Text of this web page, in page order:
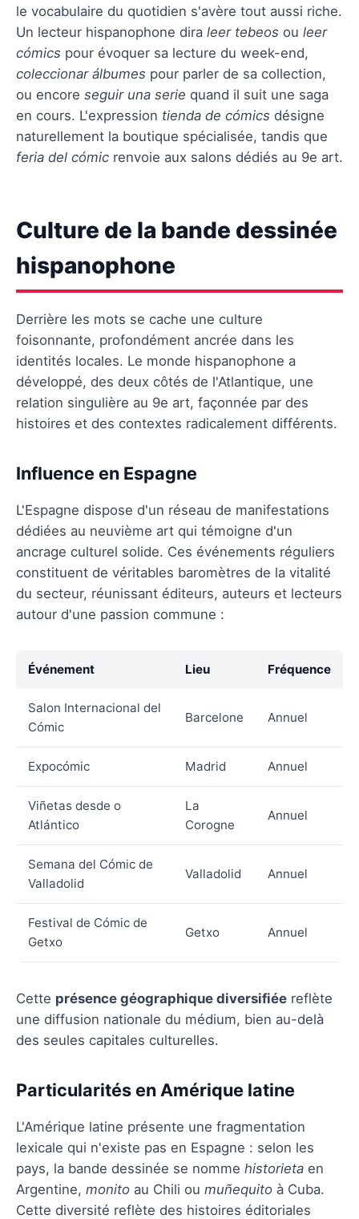
le vocabulaire du quotidien s'avère tout aussi riche.
Un lecteur hispanophone dira leer tebeos ou leer
cómics pour évoquer sa lecture du week-end,
coleccionar álbumes pour parler de sa collection,
ou encore seguir una serie quand il suit une saga
en cours. L'expression tienda de cómics désigne
naturellement la boutique spécialisée, tandis que
feria del cómic renvoie aux salons dédiés au 9e art.
Culture de la bande dessinée
hispanophone
Derrière les mots se cache une culture
foisonnante, profondément ancrée dans les
identités locales. Le monde hispanophone a
développé, des deux côtés de l'Atlantique, une
relation singulière au 9e art, façonnée par des
histoires et des contextes radicalement différents.
Influence en Espagne
L'Espagne dispose d'un réseau de manifestations
dédiées au neuvième art qui témoigne d'un
ancrage culturel solide. Ces événements réguliers
constituent de véritables baromètres de la vitalité
du secteur, réunissant éditeurs, auteurs et lecteurs
autour d'une passion commune :
Événement Lieu Fréquence
Salon Internacional del
Cómic
Barcelone Annuel
Expocómic Madrid Annuel
Viñetas desde o
Atlántico
La
Corogne
Annuel
Semana del Cómic de
Valladolid
Valladolid Annuel
Festival de Cómic de
Getxo
Getxo Annuel
Cette présence géographique diversifiée reflète
une diffusion nationale du médium, bien au-delà
des seules capitales culturelles.
Particularités en Amérique latine
L'Amérique latine présente une fragmentation
lexicale qui n'existe pas en Espagne : selon les
pays, la bande dessinée se nomme historieta en
Argentine, monito au Chili ou muñequito à Cuba.
Cette diversité reflète des histoires éditoriales